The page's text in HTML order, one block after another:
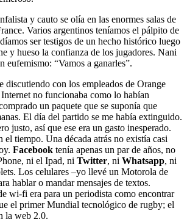
y cauto se olía en las enormes salas de
Varios argentinos teníamos el pálpito de
ser testigos de un hecho histórico luego
y hueso la confianza de los jugadores. Nani
eufemismo: “Vamos a ganarles”.
discutiendo con los empleados de Orange
no funcionaba como lo habían
un paquete que se suponía que
El día del partido se me había extinguido.
justo, así que ese era un gasto inesperado.
el tiempo. Una década atrás no existía casi
Facebook tenía apenas un par de años, no
ni el Ipad, ni Twitter, ni Whatsapp, ni
Los celulares –yo llevé un Motorola de
hablar o mandar mensajes de textos.
wi-fi era para un periodista como encontrar
el primer Mundial tecnológico de rugby; el
la web 2.0.